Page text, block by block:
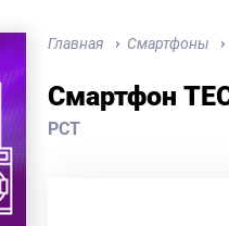
Главная Смартфоны
Смартфон
РСТ